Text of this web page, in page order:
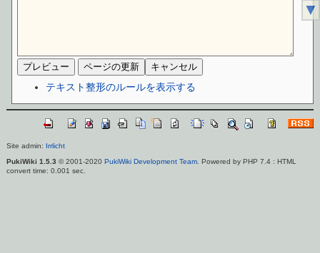
テキスト整形のルールを表示する
Site admin: Irrlicht
PukiWiki 1.5.3 © 2001-2020 PukiWiki Development Team. Powered by PHP 7.4 : HTML
convert time: 0.001 sec.
▼